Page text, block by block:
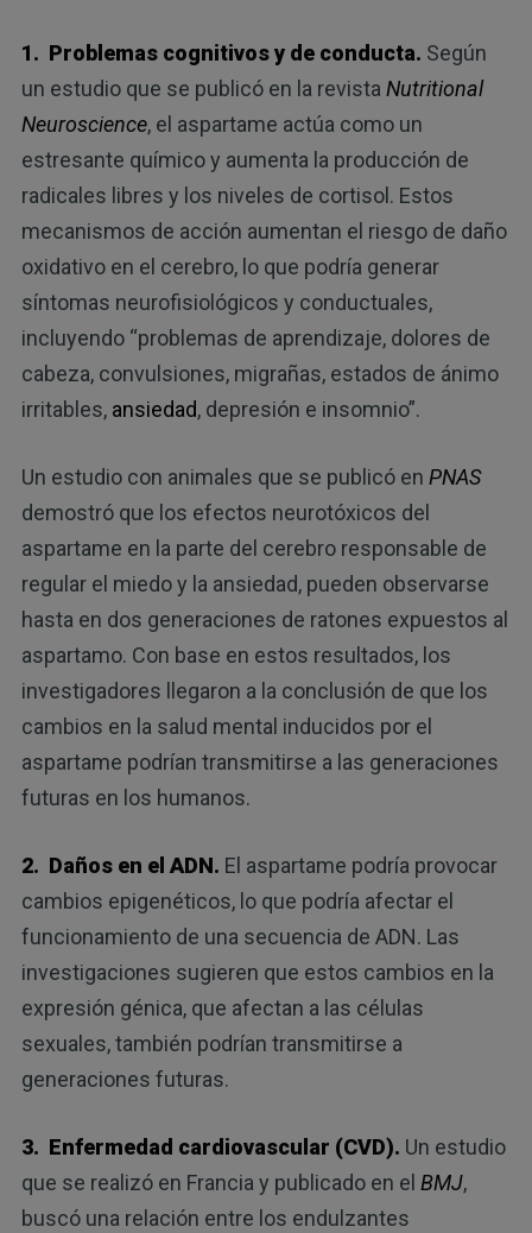
1. Problemas cognitivos y de conducta. Según
un estudio que se publicó en la revista Nutritional
Neuroscience, el aspartame actúa como un
estresante químico y aumenta la producción de
radicales libres y los niveles de cortisol. Estos
mecanismos de acción aumentan el riesgo de daño
oxidativo en el cerebro, lo que podría generar
síntomas neurofisiológicos y conductuales,
incluyendo “problemas de aprendizaje, dolores de
cabeza, convulsiones, migrañas, estados de ánimo
irritables, ansiedad, depresión e insomnio”.
Un estudio con animales que se publicó en PNAS
demostró que los efectos neurotóxicos del
aspartame en la parte del cerebro responsable de
regular el miedo y la ansiedad, pueden observarse
hasta en dos generaciones de ratones expuestos al
aspartamo. Con base en estos resultados, los
investigadores llegaron a la conclusión de que los
cambios en la salud mental inducidos por el
aspartame podrían transmitirse a las generaciones
futuras en los humanos.
2. Daños en el ADN. El aspartame podría provocar
cambios epigenéticos, lo que podría afectar el
funcionamiento de una secuencia de ADN. Las
investigaciones sugieren que estos cambios en la
expresión génica, que afectan a las células
sexuales, también podrían transmitirse a
generaciones futuras.
3. Enfermedad cardiovascular (CVD). Un estudio
que se realizó en Francia y publicado en el BMJ,
buscó una relación entre los endulzantes